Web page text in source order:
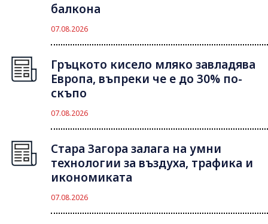
балкона
07.08.2026
Гръцкото кисело мляко завладява
Европа, въпреки че е до 30% по-
скъпо
07.08.2026
Стара Загора залага на умни
технологии за въздуха, трафика и
икономиката
07.08.2026